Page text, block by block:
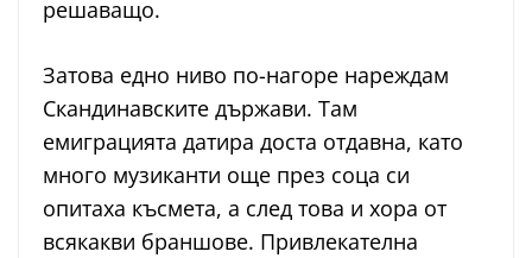
решаващо.
Затова едно ниво по-нагоре нареждам
Скандинавските държави. Там
емиграцията датира доста отдавна, като
много музиканти още през соца си
опитаха късмета, а след това и хора от
всякакви браншове. Привлекателна